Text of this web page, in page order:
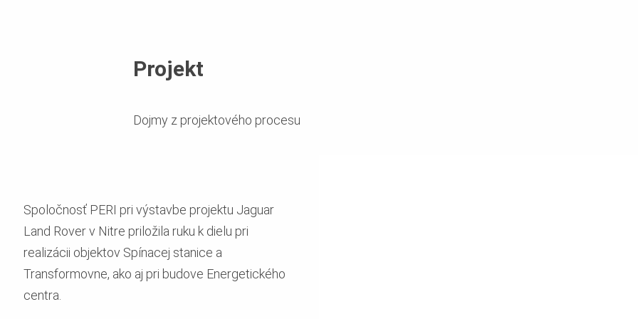
Projekt
Dojmy z projektového procesu
Spoločnosť PERI pri výstavbe projektu Jaguar
Land Rover v Nitre priložila ruku k dielu pri
realizácii objektov Spínacej stanice a
Transformovne, ako aj pri budove Energetického
centra.